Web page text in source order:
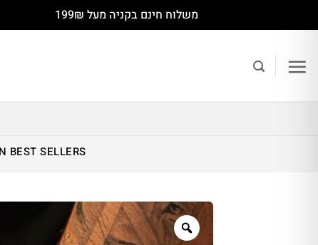
to
content
משלוח חינם בקניה מעל 199₪
BEST SELLERS
Zoom